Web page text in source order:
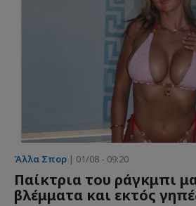
Άλλα Σπορ | 01/08 - 09:20
Παίκτρια του ράγκμπι
βλέμματα και εκτός